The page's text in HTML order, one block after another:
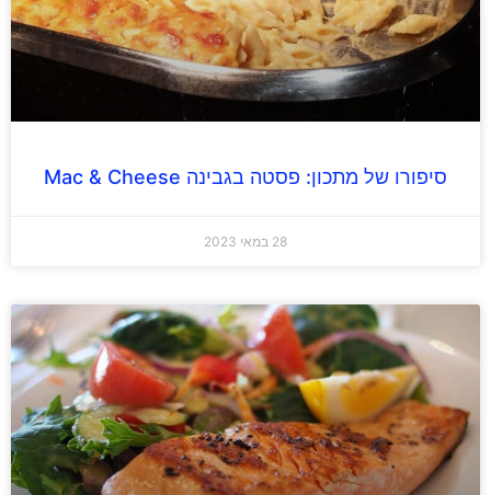
סיפורו של מתכון: פסטה בגבינה Mac & Cheese